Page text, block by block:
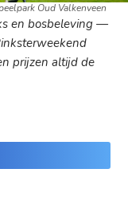
Oud Valkenveen
en bosbeleving —
prijzen altijd de